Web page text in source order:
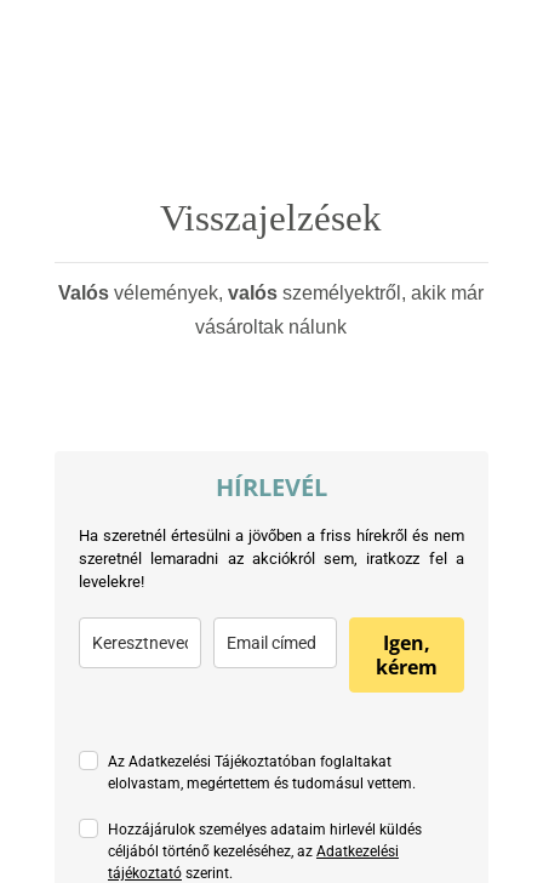
Visszajelzések
Valós vélemények,valós személyektről, akik már
vásároltak nálunk
HÍRLEVÉL
Ha szeretnél értesülni a jövőben a friss hírekről és nem
szeretnél lemaradni az akciókról sem, iratkozz fel a
levelekre!
Igen,
kérem
Az Adatkezelési Tájékoztatóban foglaltakat
elolvastam, megértettem és tudomásul vettem.
Hozzájárulok személyes adataim hirlevél küldés
céljából történő kezeléséhez, az Adatkezelési
tájékoztatószerint.